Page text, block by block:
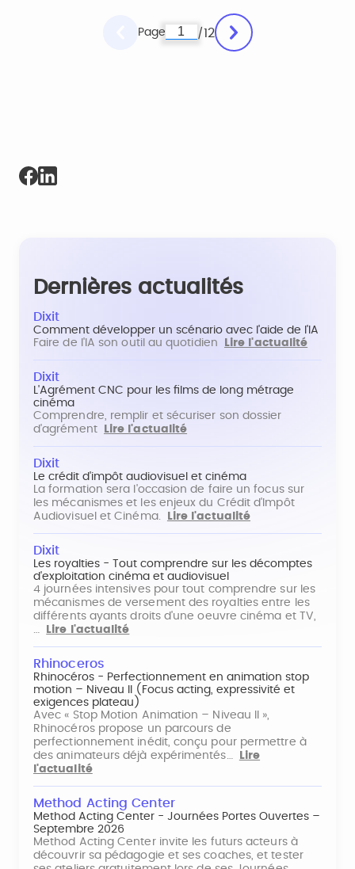
Page /12
Dernières actualités
Dixit
Comment développer un scénario avec l'aide de l'IA
Faire de l'IA son outil au quotidien
Lire l'actualité
Dixit
L'Agrément CNC pour les films de long métrage
cinéma
Comprendre, remplir et sécuriser son dossier
d'agrément
Lire l'actualité
Dixit
Le crédit d'impôt audiovisuel et cinéma
La formation sera l'occasion de faire un focus sur
les mécanismes et les enjeux du Crédit d'Impôt
Audiovisuel et Cinéma.
Lire l'actualité
Dixit
Les royalties - Tout comprendre sur les décomptes
d'exploitation cinéma et audiovisuel
4 journées intensives pour tout comprendre sur les
mécanismes de versement des royalties entre les
différents ayants droits d'une oeuvre cinéma et TV,
Lire l'actualité
Rhinoceros
Rhinocéros - Perfectionnement en animation stop
motion – Niveau II (Focus acting, expressivité et
exigences plateau)
Avec « Stop Motion Animation – Niveau II »,
Rhinocéros propose un parcours de
perfectionnement inédit, conçu pour permettre à
des animateurs déjà expérimentés…
Lire
l'actualité
Method Acting Center
Method Acting Center - Journées Portes Ouvertes –
Septembre 2026
Method Acting Center invite les futurs acteurs à
découvrir sa pédagogie et ses coaches, et tester